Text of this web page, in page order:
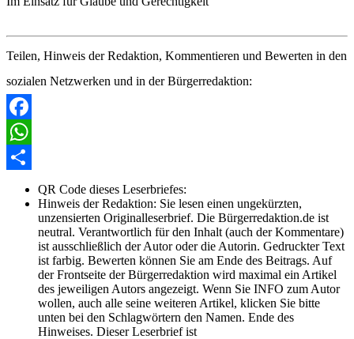
Teilen, Hinweis der Redaktion, Kommentieren und Bewerten in den
sozialen Netzwerken und in der Bürgerredaktion:
Facebook
WhatsApp
QR Code dieses Leserbriefes:
Hinweis der Redaktion: Sie lesen einen ungekürzten,
unzensierten Originalleserbrief. Die Bürgerredaktion.de ist
neutral. Verantwortlich für den Inhalt (auch der Kommentare)
ist ausschließlich der Autor oder die Autorin. Gedruckter Text
ist farbig. Bewerten können Sie am Ende des Beitrags. Auf
der Frontseite der Bürgerredaktion wird maximal ein Artikel
des jeweiligen Autors angezeigt. Wenn Sie INFO zum Autor
wollen, auch alle seine weiteren Artikel, klicken Sie bitte
unten bei den Schlagwörtern den Namen. Ende des
Hinweises. Dieser Leserbrief ist